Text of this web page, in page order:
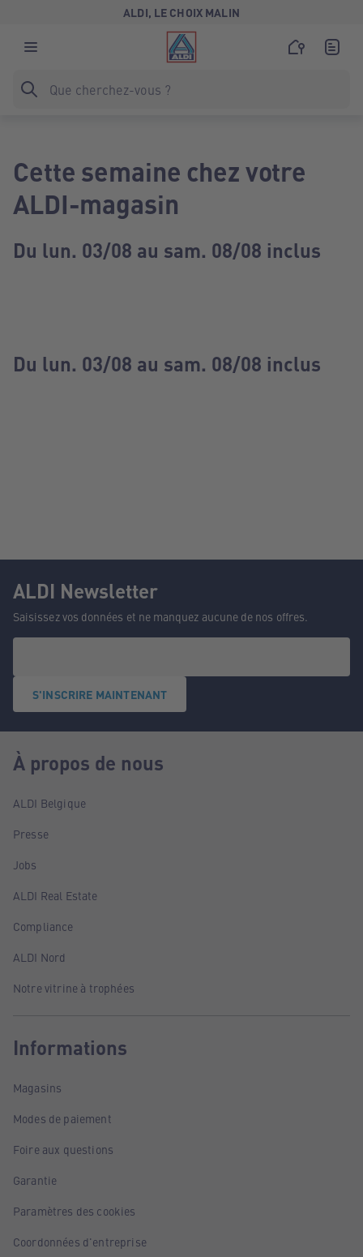
ALDI, LE CHOIX MALIN
Cette semaine chez votre
ALDI-magasin
Du lun. 03/08 au sam. 08/08 inclus
Du lun. 03/08 au sam. 08/08 inclus
ALDI Newsletter
Saisissez vos données et ne manquez aucune de nos offres.
S'INSCRIRE MAINTENANT
À propos de nous
ALDI Belgique
Presse
Jobs
ALDI Real Estate
Compliance
ALDI Nord
Notre vitrine à trophées
Informations
Magasins
Modes de paiement
Foire aux questions
Garantie
Paramètres des cookies
Coordonnées d'entreprise